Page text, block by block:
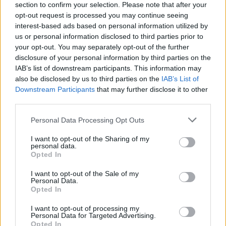
section to confirm your selection. Please note that after your
opt-out request is processed you may continue seeing
interest-based ads based on personal information utilized by
us or personal information disclosed to third parties prior to
your opt-out. You may separately opt-out of the further
disclosure of your personal information by third parties on the
IAB’s list of downstream participants. This information may
also be disclosed by us to third parties on the IAB’s List of
Downstream Participants that may further disclose it to other
Personal Data Processing Opt Outs
I want to opt-out of the Sharing of my
personal data.
Opted In
I want to opt-out of the Sale of my
Personal Data.
Opted In
I want to opt-out of processing my
Personal Data for Targeted Advertising.
Opted In
automatiquement
Si vous utilisez un tableur numérique, profitez des
formules pour automatiser certains calculs :
Total mensuel :somme des montants réels pour
chaque catégorie
Écarts :différence entre le montant prévu et le
Pourcentage d’augmentation ou de diminution
Créer des graphiques pour visualiser ses
dépenses
Les outils bureautiques permettent de générer des
la répartition des dépenses fixes. Par exemple, un
graphique peut montrer que 40 % de votre budget